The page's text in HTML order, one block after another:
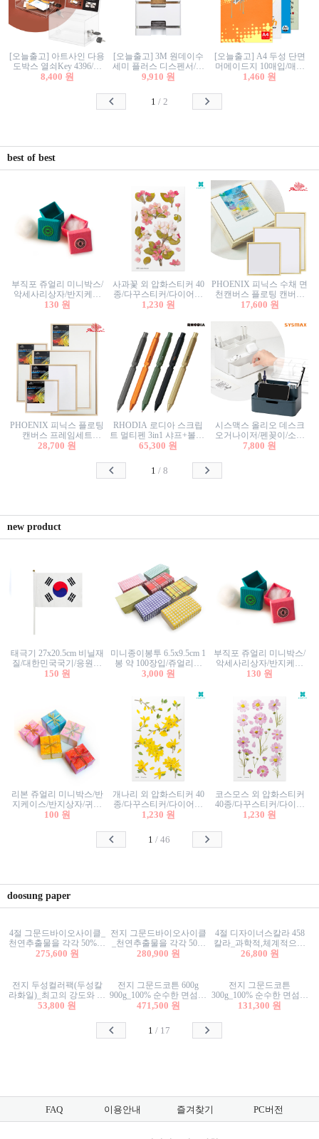
[오늘출고] 아트사인 다용
도박스 열쇠Key 4396/투
표함/건의함/모금함/응모
8,400 원
[오늘출고] 3M 원데이수
세미 플러스 디스펜서/소
프트수세미5매+강력수세
9,910 원
[오늘출고] A4 두성 단면
머메이드지 10매입/매직
터치/색지/색상지/색복사
칼라색지/고급복사지
1,460 원
1 / 2
best of best
부직포 쥬얼리 미니박스/
악세사리상자/반지케이
스/반지상자/귀걸이상자/
130 원
사과꽃 외 압화스티커 40
종/다꾸스티커/다이어리
꾸미기/꽃스티커/자연물
1,230 원
PHOENIX 피닉스 수채 면
천캔버스 플로팅 캔버스
프레임세트 30x30cm/액자
17,600 원
PHOENIX 피닉스 플로팅
캔버스 프레임세트
50x50cm/액자캔버스/인테
28,700 원
RHODIA 로디아 스크립
트 멀티펜 3in1 샤프+볼펜/
무광택 알루미늄 육각배
65,300 원
시스맥스 올리오 데스크
오거나이저/펜꽂이/소품
꽂이/소품함/정리함/수납
7,800 원
1 / 8
new product
태극기 27x20.5cm 비닐재
질/대한민국국기/응원깃
발/행사깃발
150 원
미니종이봉투 6.5x9.5cm 1
봉 약 100장입/쥬얼리봉
투/증명사진봉투/악세사
3,000 원
부직포 쥬얼리 미니박스/
악세사리상자/반지케이
스/반지상자/귀걸이상자/
130 원
리본 쥬얼리 미니박스/반
지케이스/반지상자/귀걸
이상자/귀걸이박스/악세
100 원
개나리 외 압화스티커 40
종/다꾸스티커/다이어리
꾸미기/꽃스티커/자연물
1,230 원
코스모스 외 압화스티커
40종/다꾸스티커/다이어
리꾸미기/꽃스티커/자연
1,230 원
1 /46
doosung paper
4절 그문드바이오사이클_
천연추출물을 각각 50%이
상 함유한 친환경그래픽
275,600 원
전지 그문드바이오사이클
_천연추출물을 각각 50%
이상 함유한 친환경그래
280,900 원
4절 디자이너스칼라 458
칼라_과학적,체계적으로
분류된 200색을 갖춘 색지
26,800 원
전지 두성컬러팩(두성칼
라화일)_최고의 강도와 평
활성을 지닌 다양한 컬러
53,800 원
전지 그문드코튼 600g
900g_100% 순수한 면섬유
로 만든 친환경프리미엄
471,500 원
전지 그문드코튼
300g_100% 순수한 면섬유
로 만든 친환경프리미엄
131,300 원
1 / 17
FAQ 이용안내 즐겨찾기 PC버전